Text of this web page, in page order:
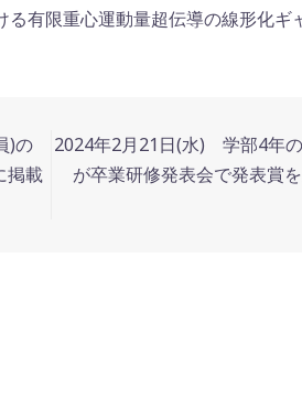
有限重心運動量超伝導の線形化ギ
)の
掲載
2024年2月21日(水) 学部4年
が卒業研修発表会で発表賞